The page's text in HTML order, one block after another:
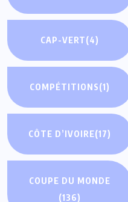
CAP-VERT(4)
COMPÉTITIONS(1)
CÔTE D’IVOIRE(17)
COUPE DU MONDE
(136)